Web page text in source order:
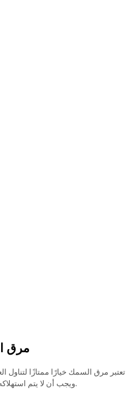
3.
تعتبر مرق السمك خيارًا ممتازًا لتناول
ويجب أن لا يتم استهلاكه بشكل ساخن.